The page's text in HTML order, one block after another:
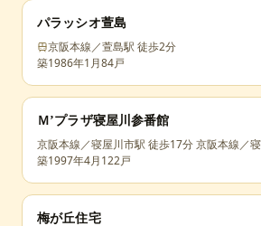
パラッシオ萱島
京阪本線／萱島駅 徒歩2分
築1986年1月84戸
Ｍ’プラザ寝屋川参番館
京阪本線／寝屋川市駅 徒歩17分 京阪本線／
築1997年4月122戸
梅が丘住宅